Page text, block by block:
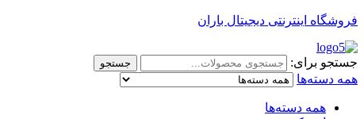
فروشگاه اینترنتی دیجیتال باران
جستجو برای: جستجو
همه دسته‌ها
همه دسته‌ها